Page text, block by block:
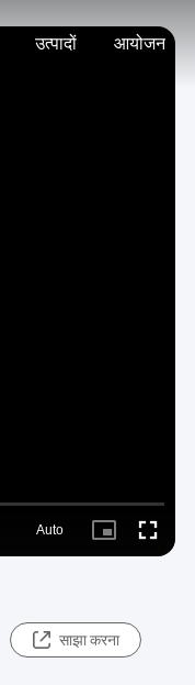
उत्पादों आयोजन
Auto
Picture- Fullscreen
साझा करना